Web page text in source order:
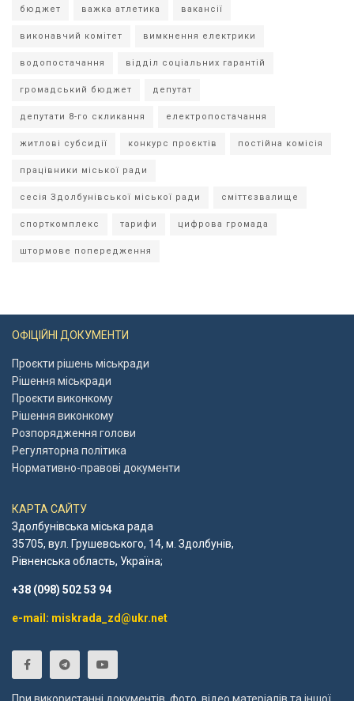
бюджет важка атлетика вакансії
виконавчий комітет вимкнення електрики
водопостачання відділ соціальних гарантій
громадський бюджет депутат
депутати 8-го скликання електропостачання
житлові субсидії конкурс проєктів постійна комісія
працівники міської ради
сесія Здолбунівської міської ради сміттєзвалище
спорткомплекс тарифи цифрова громада
штормове попередження
ОФІЦІЙНІ ДОКУМЕНТИ
Проєкти рішень міськради
Рішення міськради
Проєкти виконкому
Рішення виконкому
Розпорядження голови
Регуляторна політика
Нормативно-правові документи
КАРТА САЙТУ
Здолбунівська міська рада
35705, вул. Грушевського, 14, м. Здолбунів,
Рівненська область, Україна;
+38 (098) 502 53 94
e-mail: miskrada_zd@ukr.net
При використанні документів, фото, відео матеріалів та іншої